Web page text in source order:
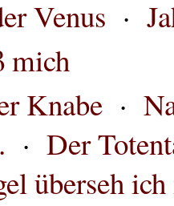
Venus ·
mich
Knabe ·
· Der
überseh